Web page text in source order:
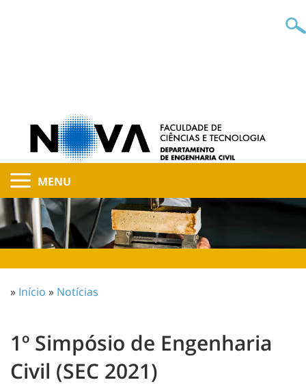
MENU
» Início » Notícias
1º Simpósio de Engenharia
Civil (SEC 2021)